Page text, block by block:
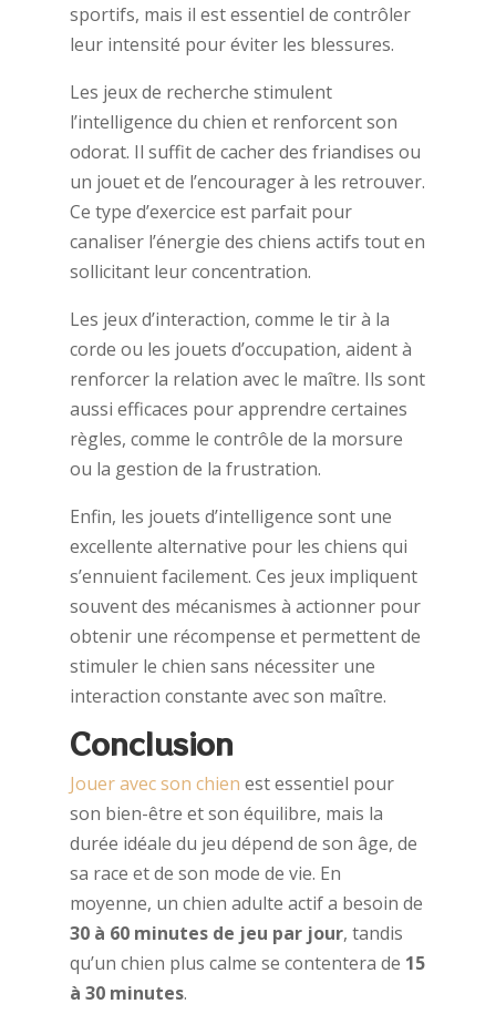
sportifs, mais il est essentiel de contrôler
leur intensité pour éviter les blessures.
Les jeux de recherche stimulent
l’intelligence du chien et renforcent son
odorat. Il suffit de cacher des friandises ou
un jouet et de l’encourager à les retrouver.
Ce type d’exercice est parfait pour
canaliser l’énergie des chiens actifs tout en
sollicitant leur concentration.
Les jeux d’interaction, comme le tir à la
corde ou les jouets d’occupation, aident à
renforcer la relation avec le maître. Ils sont
aussi efficaces pour apprendre certaines
règles, comme le contrôle de la morsure
ou la gestion de la frustration.
Enfin, les jouets d’intelligence sont une
excellente alternative pour les chiens qui
s’ennuient facilement. Ces jeux impliquent
souvent des mécanismes à actionner pour
obtenir une récompense et permettent de
stimuler le chien sans nécessiter une
interaction constante avec son maître.
Conclusion
Jouer avec son chien est essentiel pour
son bien-être et son équilibre, mais la
durée idéale du jeu dépend de son âge, de
sa race et de son mode de vie. En
moyenne, un chien adulte actif a besoin de
30 à 60 minutes de jeu par jour, tandis
qu’un chien plus calme se contentera de 15
à 30 minutes.